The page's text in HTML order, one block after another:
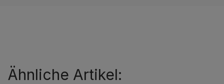
Ähnliche Artikel: